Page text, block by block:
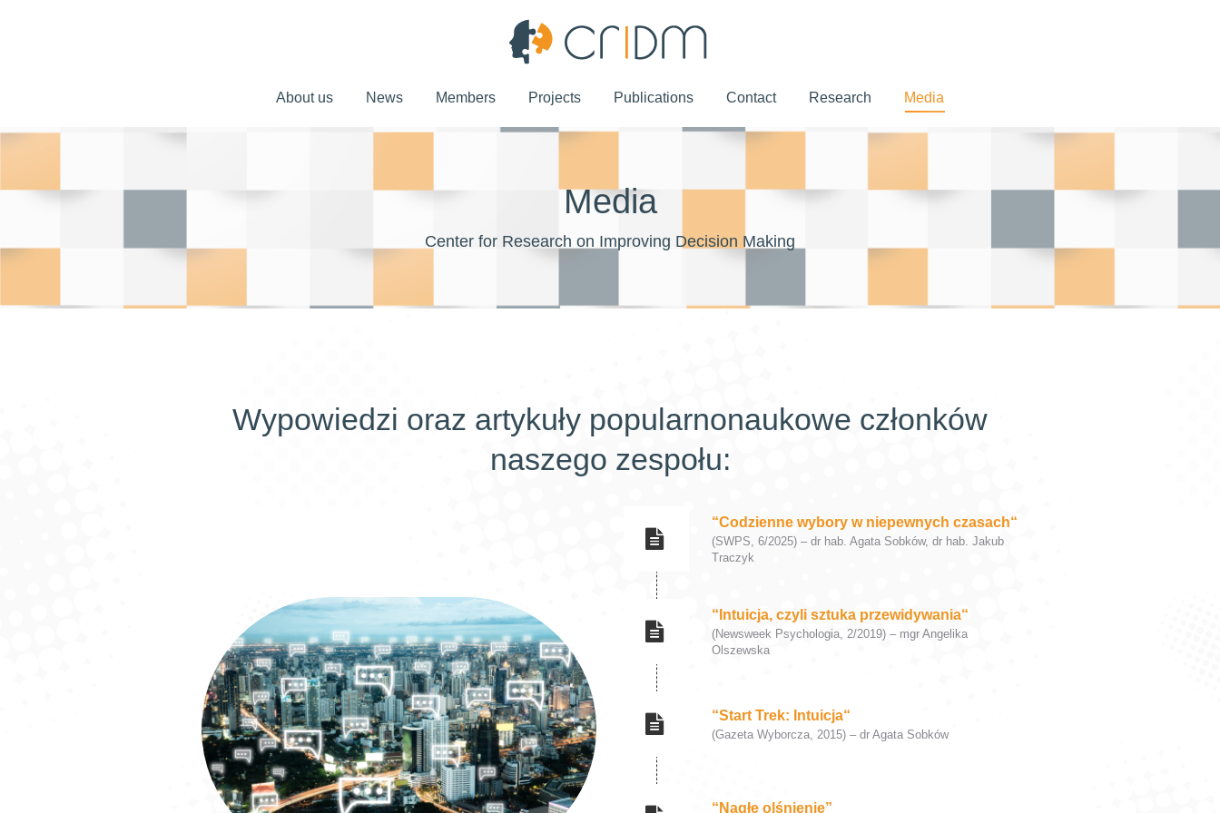
About us News Members Projects Publications Contact Research Media
Media
Center for Research on Improving Decision Making
Wypowiedzi oraz artykuły popularnonaukowe członków
naszego zespołu:
“Codzienne wybory w niepewnych czasach“
(SWPS, 6/2025) – dr hab. Agata Sobków, dr hab. Jakub
Traczyk
“Intuicja, czyli sztuka przewidywania“
(Newsweek Psychologia, 2/2019) – mgr Angelika
Olszewska
“Start Trek: Intuicja“
(Gazeta Wyborcza, 2015) – dr Agata Sobków
“Nagłe olśnienie”
Projects Publications